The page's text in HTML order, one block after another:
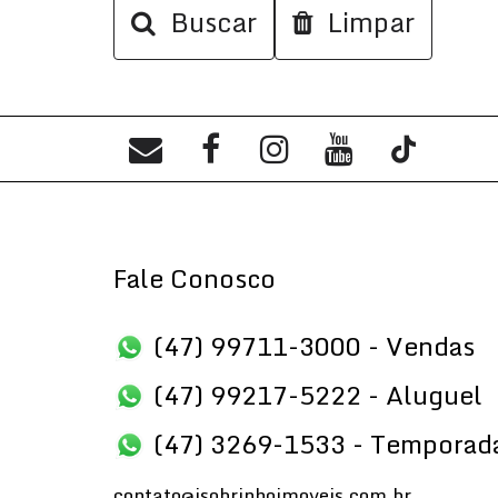
Buscar Limpar
Fale Conosco
(47) 99711-3000 - Vendas
(47) 99217-5222 - Aluguel
(47) 3269-1533 -